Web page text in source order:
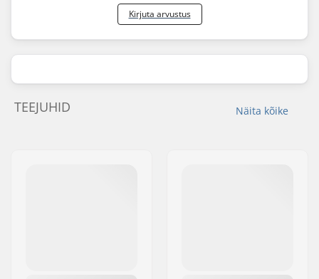
Kirjuta arvustus
Näita kõike
TEEJUHID